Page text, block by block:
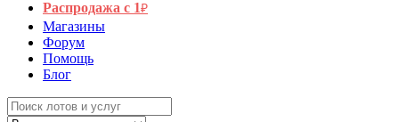
Распродажа с 1₽
Магазины
Форум
Помощь
Блог